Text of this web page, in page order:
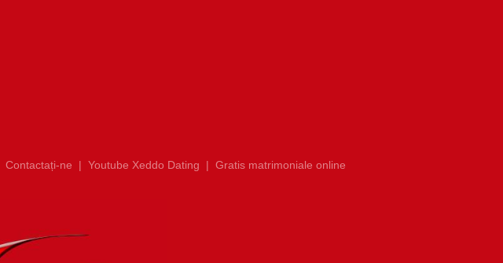
Contactați-ne | Youtube Xeddo Dating | Gratis matrimoniale online